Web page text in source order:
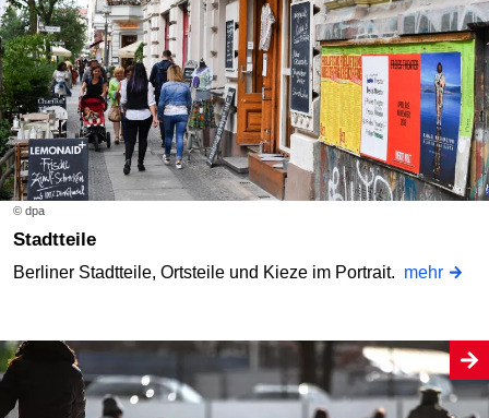
© dpa
Stadtteile
Berliner Stadtteile, Ortsteile und Kieze im Portrait. mehr